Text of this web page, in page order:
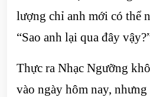
lượng chỉ anh mới có thể
“Sao anh lại qua đây
Thực ra Nhạc Ngưỡng
vào ngày hôm nay, nhưng